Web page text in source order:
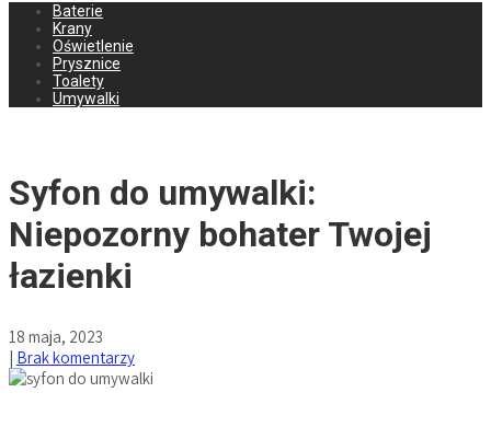
Baterie
Krany
Oświetlenie
Prysznice
Toalety
Umywalki
Syfon do umywalki:
Niepozorny bohater Twojej
łazienki
18 maja, 2023
| Brak komentarzy